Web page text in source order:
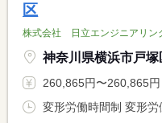
区
株式会社 日立エンジニアリン
神奈川県横浜市戸塚
260,865円〜260,865円 ※フルタイム求人の場合